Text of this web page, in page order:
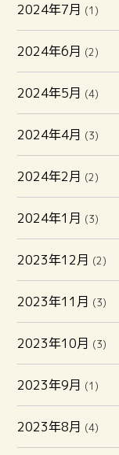
2024年7月 (1)
2024年6月 (2)
2024年5月 (4)
2024年4月 (3)
2024年2月 (2)
2024年1月 (3)
2023年12月 (2)
2023年11月 (3)
2023年10月 (3)
2023年9月 (1)
2023年8月 (4)